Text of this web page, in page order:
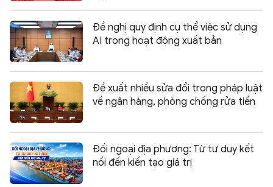
Đề nghị quy định cụ thể việc sử dụng
AI trong hoạt động xuất bản
Đề xuất nhiều sửa đổi trong pháp luật
về ngân hàng, phòng chống rửa tiền
Đối ngoại địa phương: Từ tư duy kết
nối đến kiến tạo giá trị